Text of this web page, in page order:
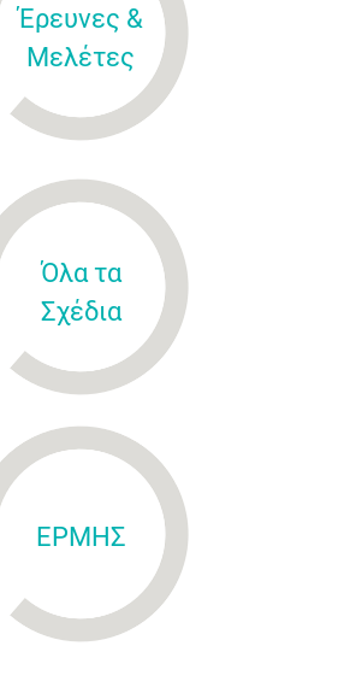
Έρευνες &
Μελέτες
Όλα τα
Σχέδια
ΕΡΜΗΣ